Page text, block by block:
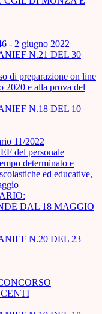
- 2 giugno 2022
N.21 DEL 30
di preparazione on line
2020 e alla prova del
N.18 DEL 10
11/2022
del personale
determinato e
ed educative,
DAL 18 MAGGIO
N.20 DEL 23